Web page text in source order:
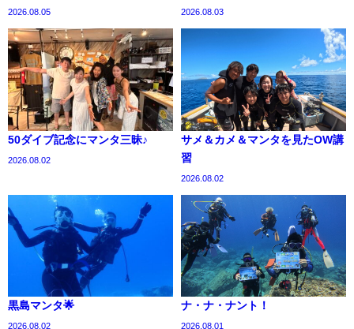
2026.08.05 2026.08.03
50ダイブ記念にマンタ三昧♪
2026.08.02
サメ＆カメ＆マンタを見たOW講
習
2026.08.02
黒島マンタ🌟
2026.08.02
ナ・ナ・ナント！
2026.08.01